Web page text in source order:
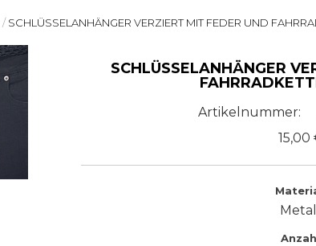
/ SCHLÜSSELANHÄNGER VERZIERT MIT FEDER UND
SCHLÜSSELANHÄNGER
Artikelnummer:
15,00
Metall